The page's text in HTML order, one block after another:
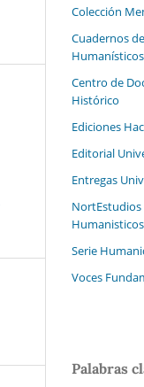
Colección
Cuadernos
Humanísticos
Centro de
Histórico
Ediciones
Editorial
Entregas
NortEstudios
Humanisticos
Serie
Voces
Palabras